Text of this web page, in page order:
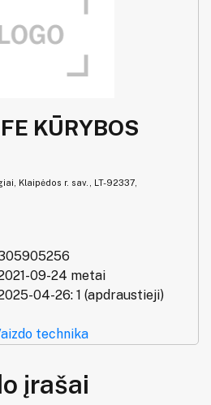
KŪRYBOS
Klaipėdos r. sav., LT-92337,
09-24 metai
04-26: 1 (apdraustieji)
technika
įrašai